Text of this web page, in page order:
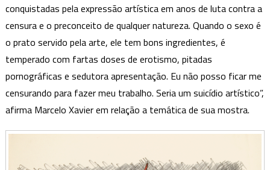
conquistadas pela expressão artística em anos de luta contra a
censura e o preconceito de qualquer natureza. Quando o sexo é
o prato servido pela arte, ele tem bons ingredientes, é
temperado com fartas doses de erotismo, pitadas
pornográficas e sedutora apresentação. Eu não posso ficar me
censurando para fazer meu trabalho. Seria um suicídio artístico”,
afirma Marcelo Xavier em relação a temática de sua mostra.